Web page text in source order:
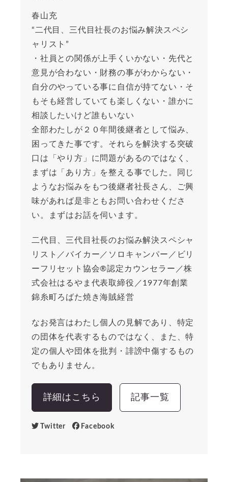
春山充
“二代目、三代目社長のお悩み解決スペシ
ャリスト”
・社員との関係が上手くいかない・先代と
意見が合わない・財務の事がわからない・
自分のやっている事に自信が持てない・そ
もそも経営していても楽しくない・誰かに
相談したいけど誰もいない
全部わたしが２０年間後継者として悩み、
困ってきた事です。それらを解決する突破
口は「やり方」に問題があるのではなく、
まずは「あり方」を整える事でした。同じ
ようなお悩みをもつ後継者社長さん、ご興
味があれば是非ともお問い合わせくださ
い。まずはお話を伺います。
二代目、三代目社長のお悩み解決スペシャ
リスト／バイカー／ソロキャンパー／ビリ
ーフリセット協会®︎認定カウンセラー／株
式会社はるやま代表取締役／1977年創業
錦糸町ろばた焼き海賊経営
なお発言はわたし個人の見解であり、特定
の団体を代表するものではなく、また、特
定の個人や団体を批判・誹謗中傷するもの
でもありません。
詳細はこちら 記事一覧
Twitter Facebook